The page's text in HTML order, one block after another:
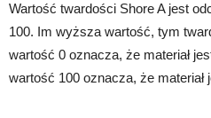
Wartość twardości Shore A jest
100. Im wyższa wartość, tym
wartość 0 oznacza, że materiał
wartość 100 oznacza, że materiał